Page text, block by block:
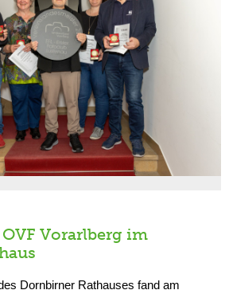
Vorarlberg im
Dornbirner Rathauses fand am